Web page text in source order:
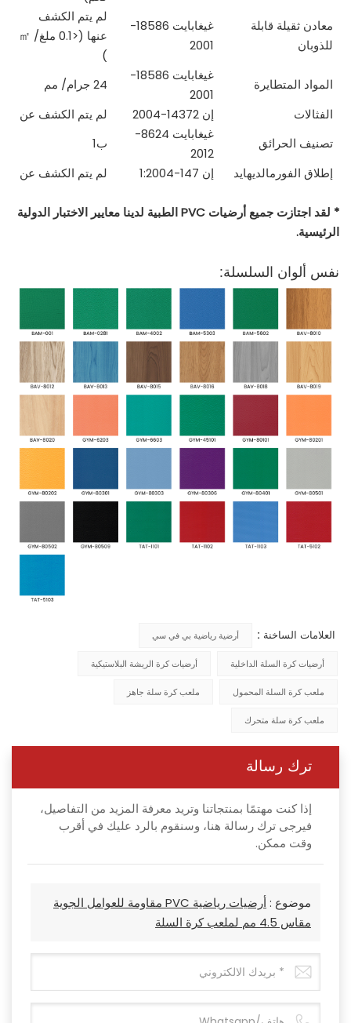
معادن ثقيلة قابلة
للذوبان
غيغابايت 18586-
2001
لم يتم الكشف
عنها (<0.1 ملغ/
㎡
)
المواد المتطايرة
غيغابايت 18586-
2001
24 جرام/
مم
الفثالات
إن 14372-2004
لم يتم الكشف عن
تصنيف الحرائق
غيغابايت 8624-
2012
ب1
إطلاق الفورمالديهايد
إن 147-1:2004 لم يتم الكشف عن
* لقد اجتازت جميع أرضيات PVC الطبية لدينا معايير الاختبار الدولية
الرئيسية.
نفس ألوان السلسلة:
العلامات الساخنة : أرضية رياضية بي في سي
أرضيات كرة السلة الداخلية أرضيات كرة الريشة البلاستيكية
ملعب كرة السلة المحمول ملعب كرة سلة جاهز
ملعب كرة سلة متحرك
ترك رسالة
إذا كنت مهتمًا بمنتجاتنا وتريد معرفة المزيد من التفاصيل،
فيرجى ترك رسالة هنا، وسنقوم بالرد عليك في أقرب
وقت ممكن.
موضوع :
أرضيات رياضية PVC مقاومة للعوامل الجوية
مقاس 4.5 مم لملعب كرة السلة